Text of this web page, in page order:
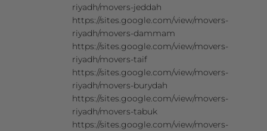
riyadh/movers-jeddah
https://sites.google.com/view/movers-
riyadh/movers-dammam
https://sites.google.com/view/movers-
riyadh/movers-taif
https://sites.google.com/view/movers-
riyadh/movers-burydah
https://sites.google.com/view/movers-
riyadh/movers-tabuk
https://sites.google.com/view/movers-